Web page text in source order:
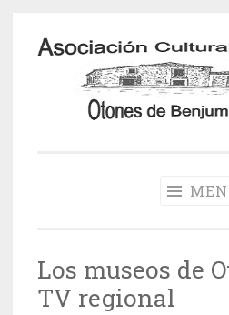
Saltar
contenido
Los museos de
TV regional